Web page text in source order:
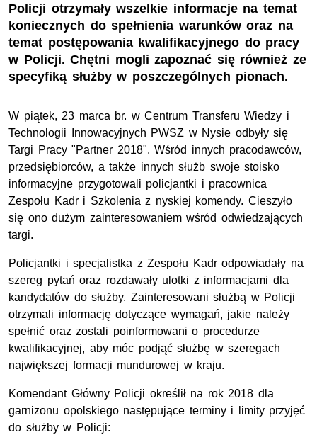
Policji otrzymały wszelkie informacje na temat
koniecznych do spełnienia warunków oraz na
temat postępowania kwalifikacyjnego do pracy
w Policji. Chętni mogli zapoznać się również ze
specyfiką służby w poszczególnych pionach.
W piątek, 23 marca br. w Centrum Transferu Wiedzy i
Technologii Innowacyjnych PWSZ w Nysie odbyły się
Targi Pracy "Partner 2018". Wśród innych pracodawców,
przedsiębiorców, a także innych służb swoje stoisko
informacyjne przygotowali policjantki i pracownica
Zespołu Kadr i Szkolenia z nyskiej komendy. Cieszyło
się ono dużym zainteresowaniem wśród odwiedzających
targi.
Policjantki i specjalistka z Zespołu Kadr odpowiadały na
szereg pytań oraz rozdawały ulotki z informacjami dla
kandydatów do służby. Zainteresowani służbą w Policji
otrzymali informację dotyczące wymagań, jakie należy
spełnić oraz zostali poinformowani o procedurze
kwalifikacyjnej, aby móc podjąć służbę w szeregach
największej formacji mundurowej w kraju.
Komendant Główny Policji określił na rok 2018 dla
garnizonu opolskiego następujące terminy i limity przyjęć
do służby w Policji: